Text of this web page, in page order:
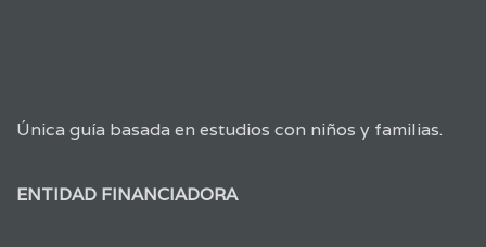
Única guía basada en estudios con niños y familias.
ENTIDAD FINANCIADORA